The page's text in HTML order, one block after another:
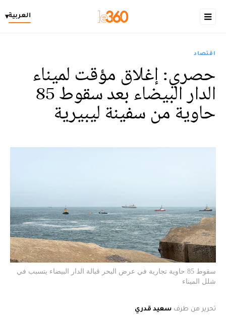
العربية▾
اقتصاد
حصري: إغلاق مؤقت لميناء
الدار البيضاء بعد سقوط 85
حاوية من سفينة ليبيرية
سقوط 85 حاوية تجارية في عرض البحر قبالة الدار البيضاء يتسبب في
شلل الميناء
تحرير من طرف سعيد قدري